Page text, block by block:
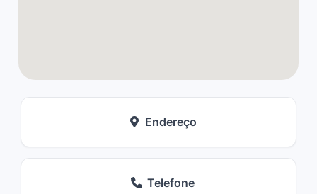
Endereço
Telefone